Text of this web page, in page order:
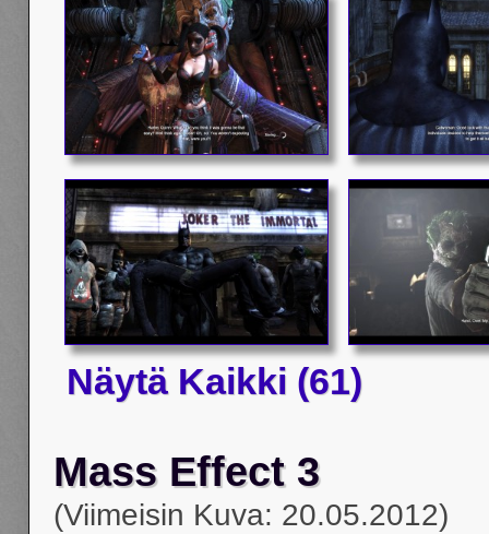
Näytä Kaikki (61)
Mass Effect 3
(Viimeisin Kuva: 20.05.2012)